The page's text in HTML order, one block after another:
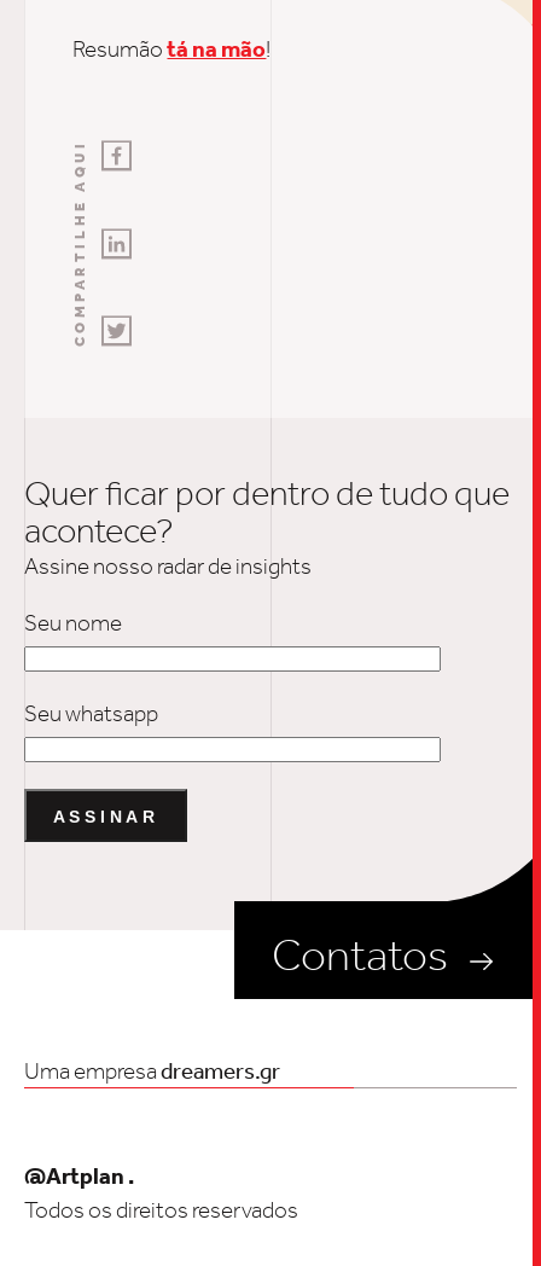
Resumãotá na mão!
COMPARTILHE AQUI
Quer ficar por dentro de tudo que
acontece?
Assine nosso radar de insights
Seu nome
Seu whatsapp
Contatos
Uma empresadreamers.gr
@Artplan .
Todos os direitos reservados